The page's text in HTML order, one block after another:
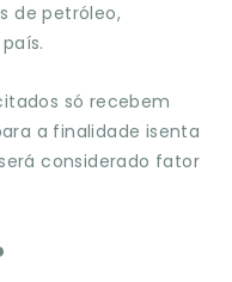
de petróleo,
só recebem
a finalidade isenta
considerado fator